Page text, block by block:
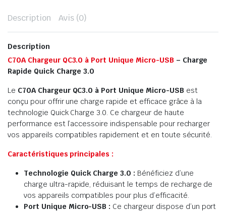
Description Avis (0)
Description
C70A Chargeur QC3.0 à Port Unique Micro-USB – Charge
Rapide Quick Charge 3.0
Le C70A Chargeur QC3.0 à Port Unique Micro-USB est
conçu pour offrir une charge rapide et efficace grâce à la
technologie Quick Charge 3.0. Ce chargeur de haute
performance est l’accessoire indispensable pour recharger
vos appareils compatibles rapidement et en toute sécurité.
Caractéristiques principales :
Technologie Quick Charge 3.0 : Bénéficiez d’une
charge ultra-rapide, réduisant le temps de recharge de
vos appareils compatibles pour plus d’efficacité.
Port Unique Micro-USB : Ce chargeur dispose d’un port